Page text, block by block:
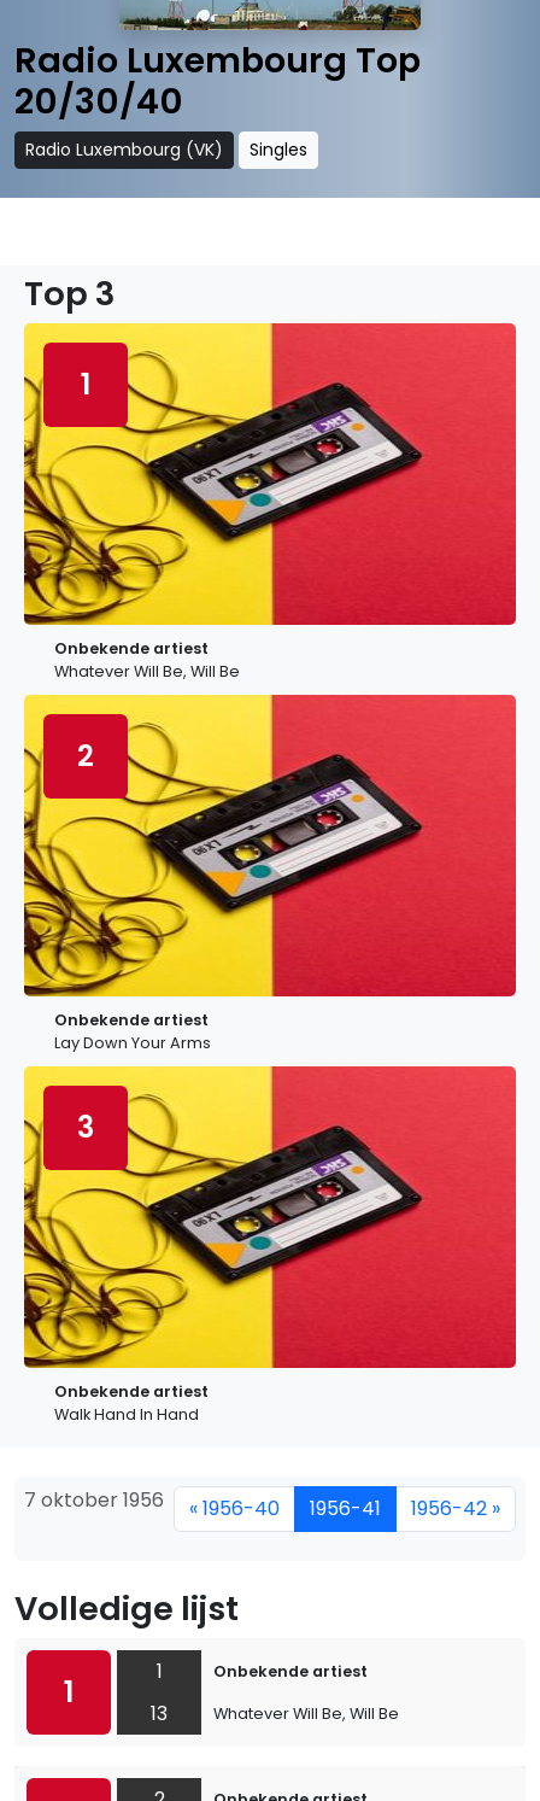
Radio Luxembourg Top
20/30/40
Radio Luxembourg (VK) Singles
Top 3
1
Onbekende artiest
Whatever Will Be, Will Be
2
Onbekende artiest
Lay Down Your Arms
3
Onbekende artiest
Walk Hand In Hand
7 oktober 1956 « 1956-40 1956-41 1956-42 »
Volledige lijst
1
1
13
Onbekende artiest
Whatever Will Be, Will Be